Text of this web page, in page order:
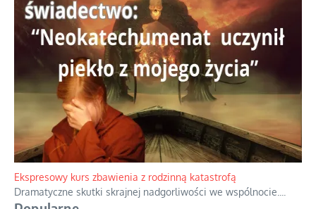
Niewygodne kulisy alpejskiego objawienia
Watykan woli skupiać się na łagodnym wizerunku Maryi,
ukrywając przed światem pełną i bardziej surową treść jej
orędzia....